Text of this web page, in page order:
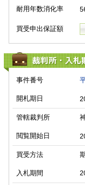
耐用年数消化率
買受申出保証額
裁判所・入札
事件番号
開札期日
管轄裁判所
閲覧開始日
買受方法
入札期間